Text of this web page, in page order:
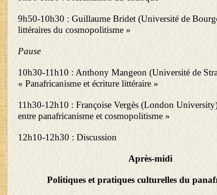
9h50-10h30 : Guillaume Bridet (Université de
littéraires du cosmopolitisme »
Pause
10h30-11h10 : Anthony Mangeon (Université de
« Panafricanisme et écriture littéraire »
11h30-12h10 : Françoise Vergès (London
entre panafricanisme et cosmopolitisme »
12h10-12h30 : Discussion
Après-midi
Politiques et pratiques culturelles du